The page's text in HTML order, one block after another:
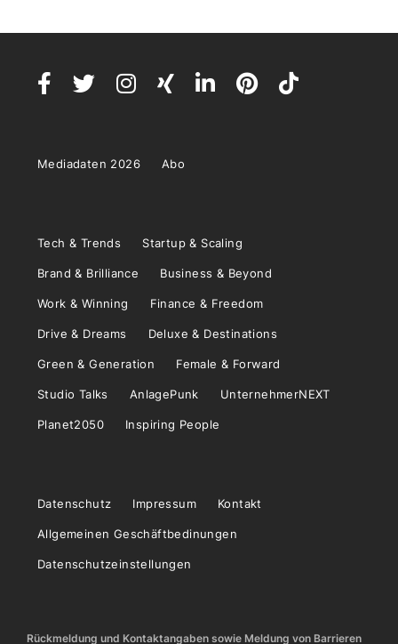
Mediadaten 2026 Abo
Tech & Trends Startup & Scaling
Brand & Brilliance Business & Beyond
Work & Winning Finance & Freedom
Drive & Dreams Deluxe & Destinations
Green & Generation Female & Forward
Studio Talks AnlagePunk UnternehmerNEXT
Planet2050 Inspiring People
Datenschutz Impressum Kontakt
Allgemeinen Geschäftbedinungen
Datenschutzeinstellungen
Rückmeldung und Kontaktangaben sowie Meldung von Barrieren